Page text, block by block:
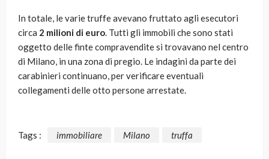
In totale, le varie truffe avevano fruttato agli esecutori
circa 2 milioni di euro. Tutti gli immobili che sono stati
oggetto delle finte compravendite si trovavano nel centro
di Milano, in una zona di pregio. Le indagini da parte dei
carabinieri continuano, per verificare eventuali
collegamenti delle otto persone arrestate.
Tags : immobiliare Milano truffa